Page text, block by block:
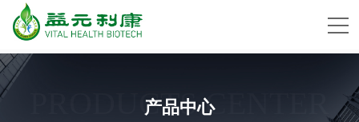
PRODUCTS CENTER
产品中心